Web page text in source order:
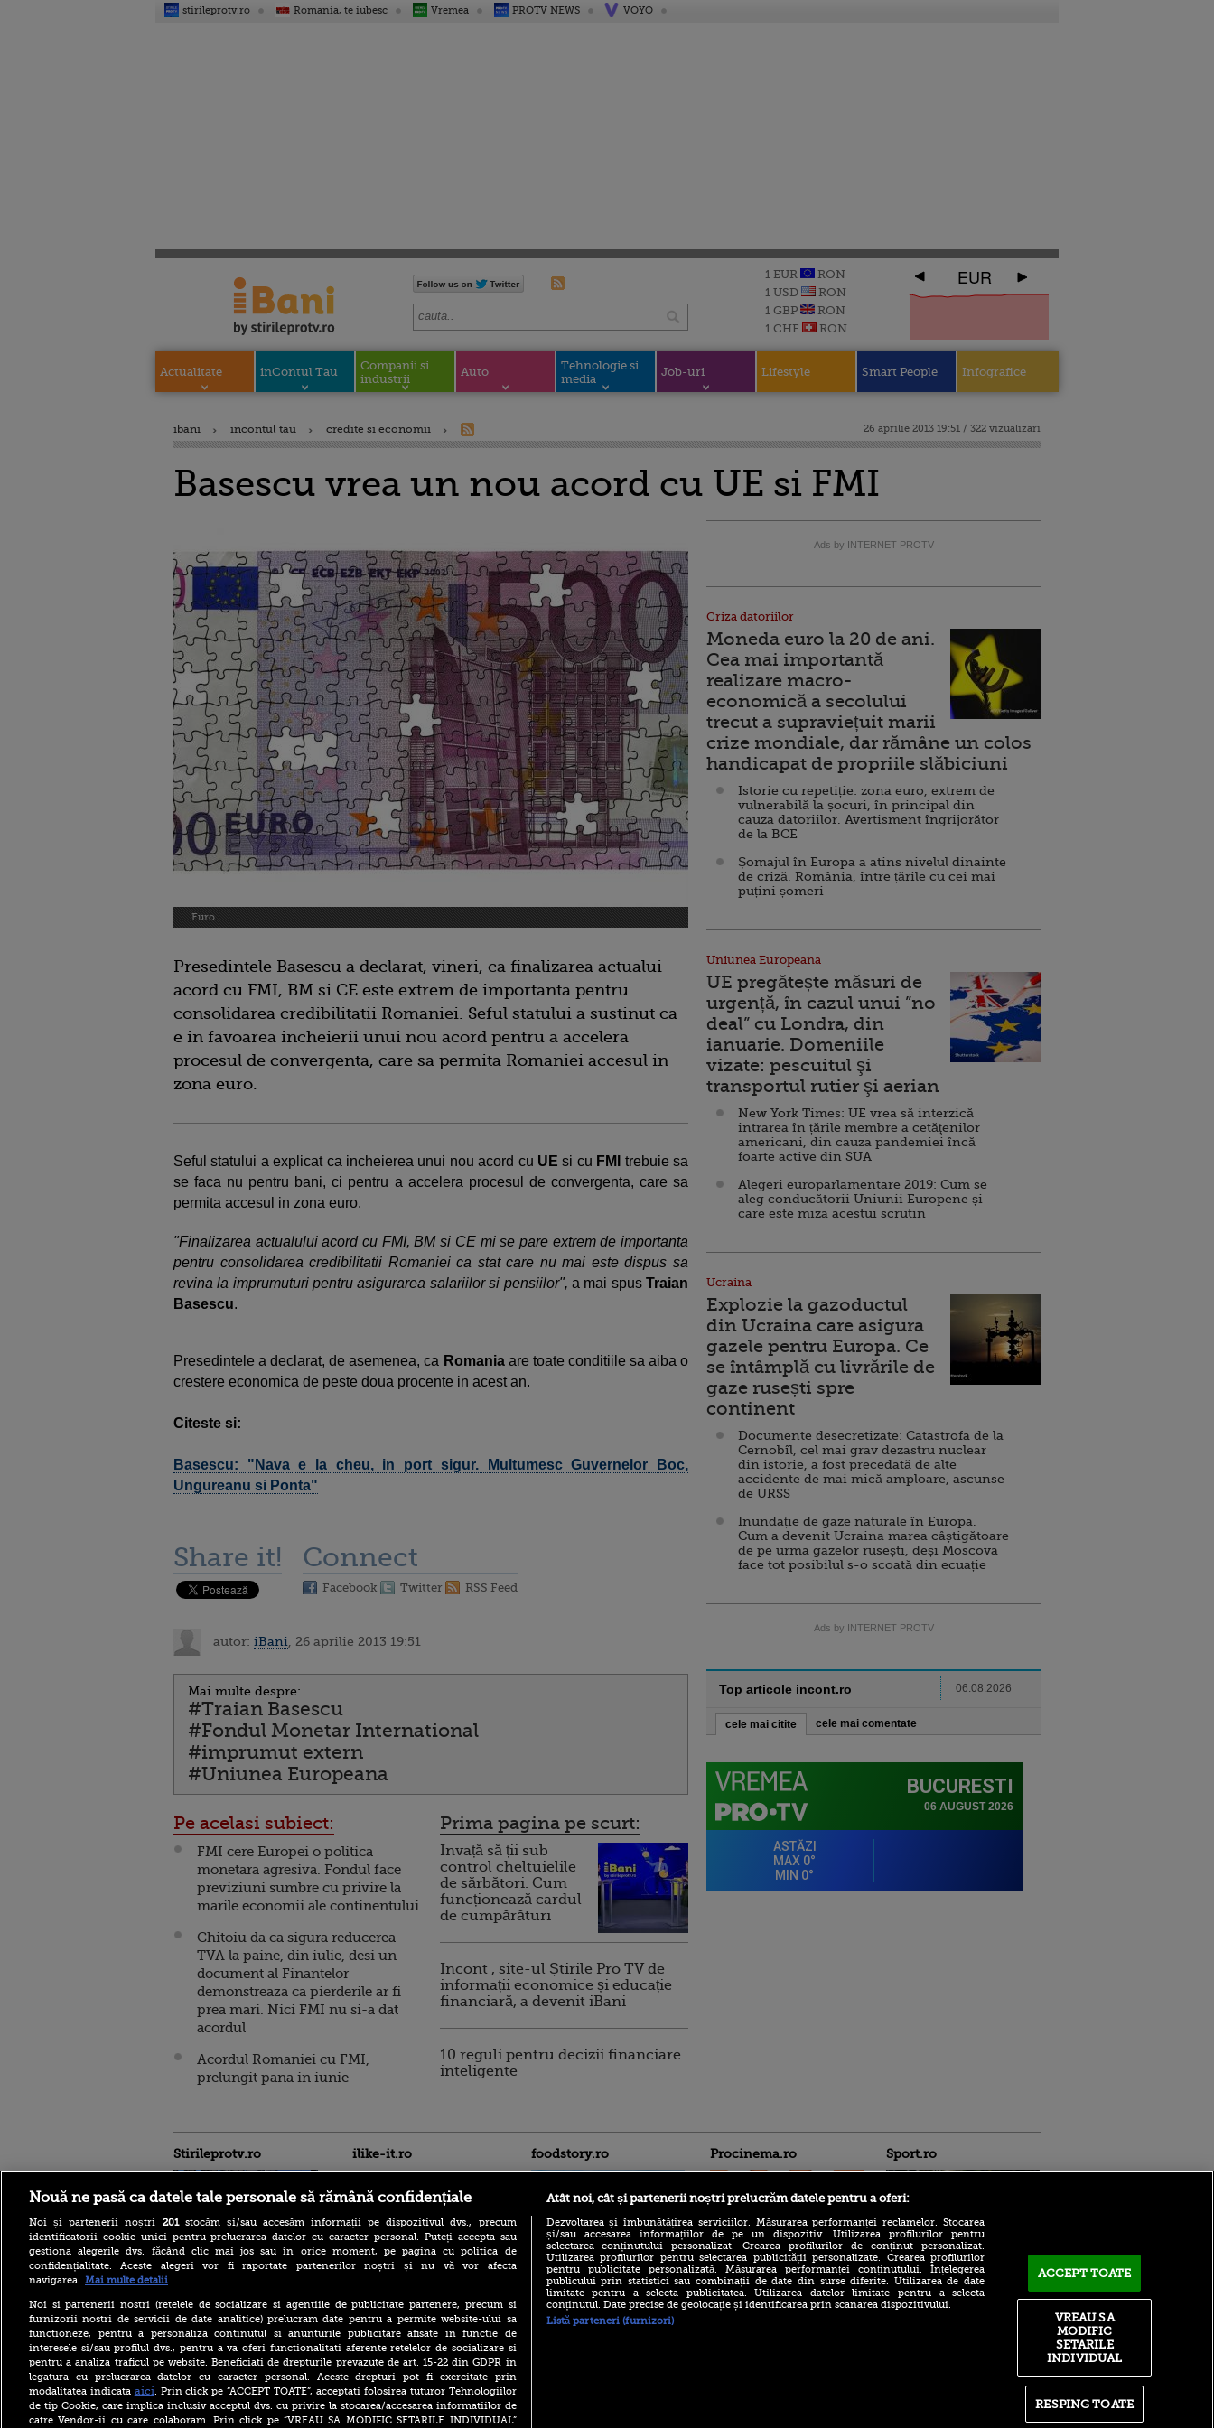
stirileprotv.ro Romania, te iubesc Vremea PROTV NEWS VOYO
1 EUR
RON
1 USD
RON
1 GBP
RON
1 CHF
RON
EUR
Actualitate inContul Tau
Companii si
industrii
Auto
Tehnologie si
media
Job-uri Lifestyle Smart People Infografice
ibani incontul tau credite si economii 26 aprilie 2013 19:51 / 322 vizualizari
Basescu vrea un nou acord cu UE si FMI
Euro
Presedintele Basescu a declarat, vineri, ca finalizarea actualui
acord cu FMI, BM si CE este extrem de importanta pentru
consolidarea credibilitatii Romaniei. Seful statului a sustinut ca
e in favoarea incheierii unui nou acord pentru a accelera
procesul de convergenta, care sa permita Romaniei accesul in
zona euro.
Seful statului a explicat ca incheierea unui nou acord cu UEsi cu FMI trebuie sa
se faca nu pentru bani, ci pentru a accelera procesul de convergenta, care sa
permita accesul in zona euro.
"Finalizarea actualului acord cu FMI, BM si CE mi se pare extrem de importanta
pentru consolidarea credibilitatii Romaniei ca stat care nu mai este dispus sa
revina la imprumuturi pentru asigurarea salariilor si pensiilor", a mai spusTraian
Basescu.
Presedintele a declarat, de asemenea, ca Romania are toate conditiile sa aiba o
crestere economica de peste doua procente in acest an.
Citeste si:
Basescu: "Nava e la cheu, in port sigur. Multumesc Guvernelor Boc,
Ungureanu si Ponta"
Share it! Connect
Facebook Twitter RSS Feed
autor: iBani , 26 aprilie 2013 19:51
Mai multe despre:
#Traian Basescu
#Fondul Monetar International
#imprumut extern
#Uniunea Europeana
Pe acelasi subiect:
FMI cere Europei o politica
monetara agresiva. Fondul face
previziuni sumbre cu privire la
marile economii ale continentului
Chitoiu da ca sigura reducerea
TVA la paine, din iulie, desi un
document al Finantelor
demonstreaza ca pierderile ar fi
prea mari. Nici FMI nu si-a dat
acordul
Acordul Romaniei cu FMI,
prelungit pana in iunie
Prima pagina pe scurt:
Invață să ții sub
control cheltuielile
de sărbători. Cum
funcționează cardul
de cumpărături
Incont , site-ul Știrile Pro TV de
informații economice și educație
financiară, a devenit iBani
10 reguli pentru decizii financiare
inteligente
Ads by INTERNET PROTV
Criza datoriilor
Moneda euro la 20 de ani.
Cea mai importantă
realizare macro-
economică a secolului
trecut a supraviețuit marii
crize mondiale, dar rămâne un colos
handicapat de propriile slăbiciuni
Istorie cu repetiție: zona euro, extrem de
vulnerabilă la șocuri, în principal din
cauza datoriilor. Avertisment îngrijorător
de la BCE
Șomajul în Europa a atins nivelul dinainte
de criză. România, între țările cu cei mai
puțini șomeri
Uniunea Europeana
UE pregătește măsuri de
urgență, în cazul unui ”no
deal” cu Londra, din
ianuarie. Domeniile
vizate: pescuitul şi
transportul rutier şi aerian
New York Times: UE vrea să interzică
intrarea în țările membre a cetăţenilor
americani, din cauza pandemiei încă
foarte active din SUA
Alegeri europarlamentare 2019: Cum se
aleg conducătorii Uniunii Europene și
care este miza acestui scrutin
Ucraina
Explozie la gazoductul
din Ucraina care asigura
gazele pentru Europa. Ce
se întâmplă cu livrările de
gaze rusești spre
continent
Documente desecretizate: Catastrofa de la
Cernobîl, cel mai grav dezastru nuclear
din istorie, a fost precedată de alte
accidente de mai mică amploare, ascunse
de URSS
Inundație de gaze naturale în Europa.
Cum a devenit Ucraina marea câștigătoare
de pe urma gazelor rusești, deși Moscova
face tot posibilul s-o scoată din ecuație
Ads by INTERNET PROTV
Top articole incont.ro 06.08.2026
cele mai citite cele mai comentate
Stirileprotv.ro
Leipzig, în Germania, era o
aeronavă ucraineană care
transporta muniţie
Societatea de Transport
București și-a cerut
insolvența. Solicitarea a fost
înregistrată la Tribunal
Trafic feroviar întrerupt,
miercuri după amiază, pe
ilike-it.ro foodstory.ro
(P) Descoperă Lumea
Evenimentelor din România
cu Transilvania Events!
Procinema.ro
Emoții intense pentru
Sebastian Stan! Iubita lui,
Sport.ro
Concordia Chiajna,
campanie de achiziții
Niță sunt invitații lui Andrei
Nouă ne pasă ca datele tale personale să rămână confidențiale
Noi și partenerii noștri 201stocăm și/sau accesăm informații pe dispozitivul dvs., precum
identificatorii cookie unici pentru prelucrarea datelor cu caracter personal. Puteți accepta sau
gestiona alegerile dvs. făcând clic mai jos sau în orice moment, pe pagina cu politica de
confidențialitate. Aceste alegeri vor fi raportate partenerilor noștri și nu vă vor afecta
navigarea. Mai multe detalii
Noi si partenerii nostri (retelele de socializare si agentiile de publicitate partenere, precum si
furnizorii nostri de servicii de date analitice) prelucram date pentru a permite website-ului sa
functioneze, pentru a personaliza continutul si anunturile publicitare afisate in functie de
interesele si/sau profilul dvs., pentru a va oferi functionalitati aferente retelelor de socializare si
pentru a analiza traficul pe website. Beneficiati de drepturile prevazute de art. 15-22 din GDPR in
legatura cu prelucrarea datelor cu caracter personal. Aceste drepturi pot fi exercitate prin
modalitatea indicata aici. Prin click pe “ACCEPT TOATE”, acceptati folosirea tuturor Tehnologiilor
de tip Cookie, care implica inclusiv acceptul dvs. cu privire la stocarea/accesarea informatiilor de
catre Vendor-ii cu care colaboram. Prin click pe “VREAU SA MODIFIC SETARILE INDIVIDUAL”
Atât noi, cât și partenerii noștri prelucrăm datele pentru a oferi:
Dezvoltarea și îmbunătățirea serviciilor. Măsurarea performanței reclamelor. Stocarea
și/sau accesarea informațiilor de pe un dispozitiv. Utilizarea profilurilor pentru
selectarea conținutului personalizat. Crearea profilurilor de conținut personalizat.
Utilizarea profilurilor pentru selectarea publicității personalizate. Crearea profilurilor
pentru publicitate personalizată. Măsurarea performanței conținutului. Înțelegerea
publicului prin statistici sau combinații de date din surse diferite. Utilizarea de date
limitate pentru a selecta publicitatea. Utilizarea datelor limitate pentru a selecta
conținutul. Date precise de geolocație și identificarea prin scanarea dispozitivului.
Listă parteneri (furnizori)
ACCEPT TOATE
RESPING TOATE
VREAU SA
MODIFIC
SETARILE
INDIVIDUAL